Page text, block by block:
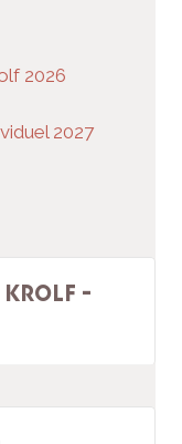
2026
2027
KROLF -